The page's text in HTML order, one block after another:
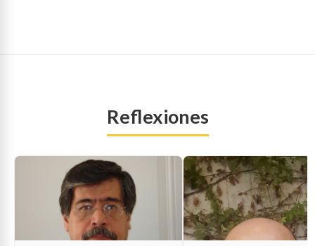
Reflexiones